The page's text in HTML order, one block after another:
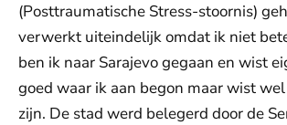
(Posttraumatische Stress-stoornis)
verwerkt uiteindelijk omdat ik niet
ben ik naar Sarajevo gegaan en wist
goed waar ik aan begon maar wist
zijn. De stad werd belegerd door de